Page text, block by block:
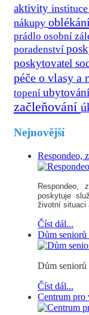
aktivity instituce
nákupy
prádlo osobní
poradenství
poskytovatel
péče o vlasy a
topení ubytování
začleňování
Nejnovější
Respondeo,
Respondeo,
poskytuje
životní situaci
Číst dál...
Dům seniorů
Dům seniorů
Číst dál...
Centrum pro